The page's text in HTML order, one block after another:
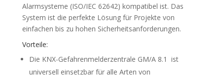
Alarmsysteme (ISO/IEC 62642) kompatibel ist. Das
System ist die perfekte Lösung für Projekte von
einfachen bis zu hohen Sicherheitsanforderungen.
Vorteile:
Die KNX-Gefahrenmelderzentrale GM/A 8.1 ist
universell einsetzbar für alle Arten von